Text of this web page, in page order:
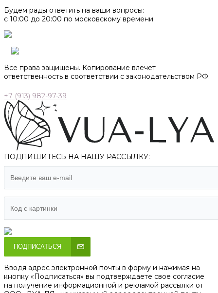
Будем рады ответить на ваши вопросы:
с 10:00 до 20:00 по московскому времени
Все права защищены. Копирование влечет
ответственность в соответствии с законодательством РФ.
+7 (913) 982-97-39
ПОДПИШИТЕСЬ НА НАШУ РАССЫЛКУ:
ПОДПИСАТЬСЯ
Вводя адрес электронной почты в форму и нажимая на
кнопку «Подписаться» вы подтверждаете свое согласие
на получение информационной и рекламой рассылки от